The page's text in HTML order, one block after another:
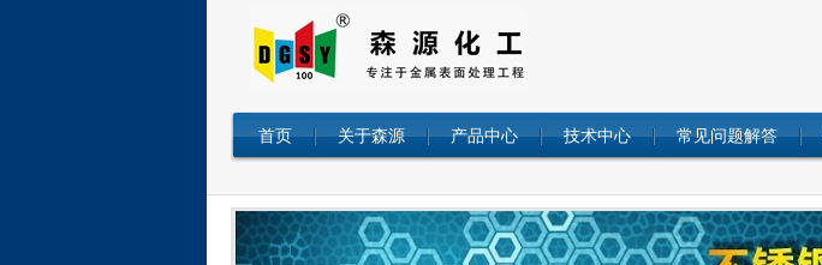
首页 关于森源 产品中心 技术中心 常见问题解答